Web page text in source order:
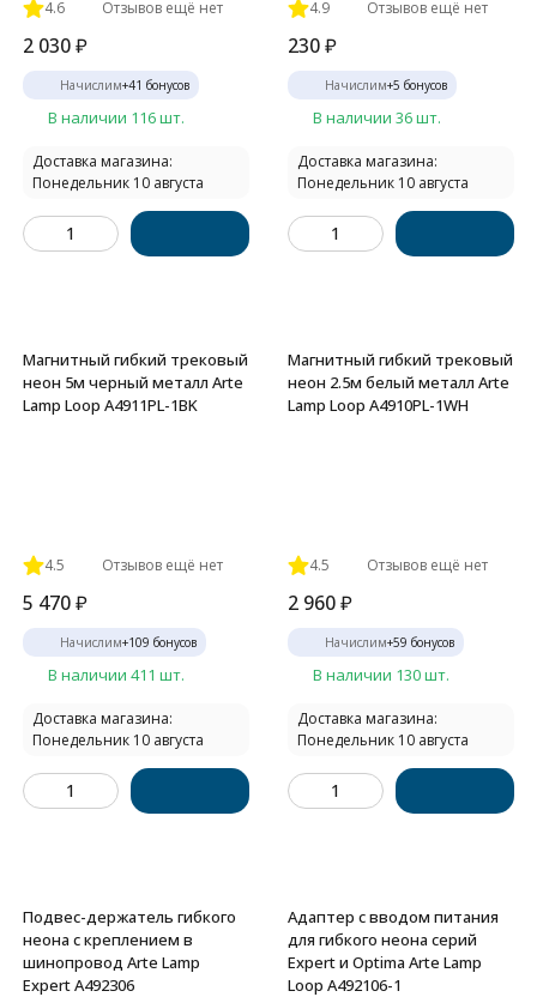
4.6 Отзывов ещё нет
2 030₽
Начислим+41 бонусов
В наличии 116 шт.
Доставка магазина:
Понедельник 10 августа
4.9 Отзывов ещё нет
230₽
Начислим+5 бонусов
В наличии 36 шт.
Доставка магазина:
Понедельник 10 августа
Магнитный гибкий трековый
неон 5м черный металл Arte
Lamp Loop A4911PL-1BK
4.5 Отзывов ещё нет
5 470₽
Начислим+109 бонусов
В наличии 411 шт.
Доставка магазина:
Понедельник 10 августа
Магнитный гибкий трековый
неон 2.5м белый металл Arte
Lamp Loop A4910PL-1WH
4.5 Отзывов ещё нет
2 960₽
Начислим+59 бонусов
В наличии 130 шт.
Доставка магазина:
Понедельник 10 августа
Подвес-держатель гибкого
неона с креплением в
шинопровод Arte Lamp
Expert A492306
Адаптер с вводом питания
для гибкого неона серий
Expert и Optima Arte Lamp
Loop A492106-1